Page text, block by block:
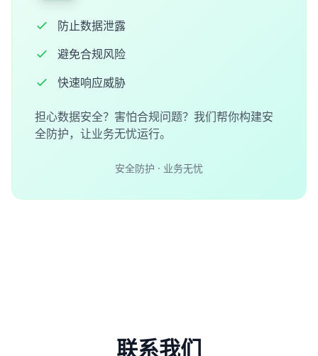
防止数据泄露
避免合规风险
快速响应威胁
担心数据安全？害怕合规问题？我们帮你构建安
全防护，让业务无忧运行。
安全防护 · 业务无忧
联系我们